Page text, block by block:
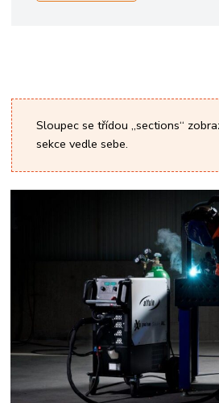
Sloupec se třídou „sections“
sekce vedle sebe.